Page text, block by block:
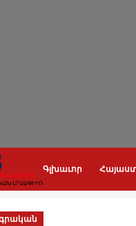
ԼՐԱՍՓԻՒՌ
Գլխաւոր